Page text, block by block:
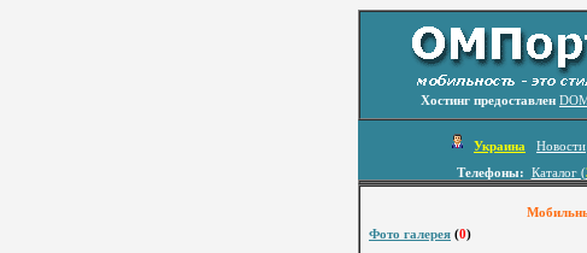
Хостинг предоставлен
Украина Новости
Телефоны:
Каталог (
Фото галерея (0)